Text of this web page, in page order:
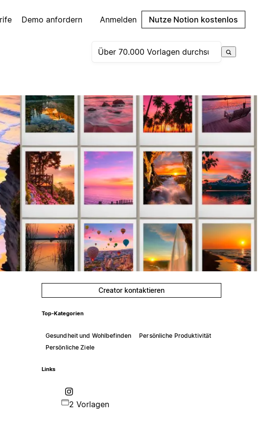
Demo anfordern Anmelden Nutze Notion kostenlos
Creator kontaktieren
Top-Kategorien
Gesundheit und Wohlbefinden
Persönliche Produktivität
Persönliche Ziele
Links
2 Vorlagen